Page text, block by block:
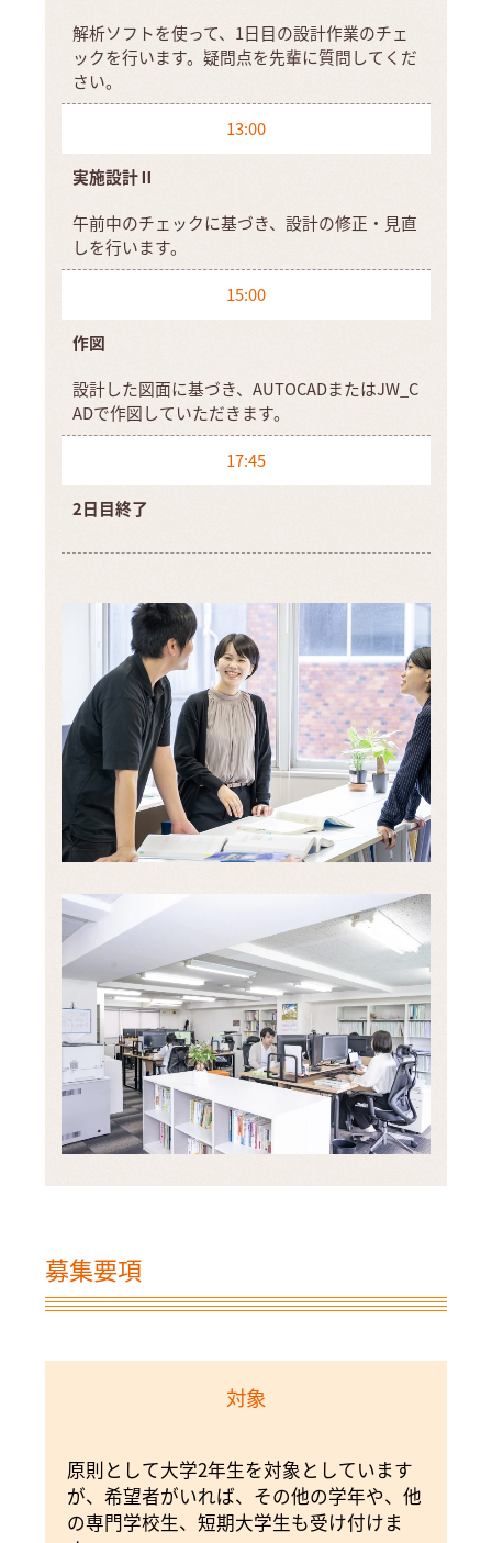
解析ソフトを使って、1日目の設計作業のチェ
ックを行います。疑問点を先輩に質問してくだ
さい。
13:00
実施設計Ⅱ
午前中のチェックに基づき、設計の修正・見直
しを行います。
15:00
作図
設計した図面に基づき、AUTOCADまたはJW_C
ADで作図していただきます。
17:45
2日目終了
募集要項
対象
原則として大学2年生を対象としています
が、希望者がいれば、その他の学年や、他
の専門学校生、短期大学生も受け付けま